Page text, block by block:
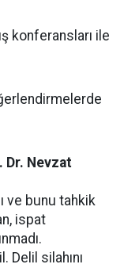
konferansları ile
Dr. Nevzat
ve bunu tahkik
ispat
Delil silahını